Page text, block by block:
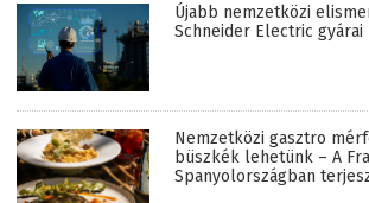
Újabb nemzetközi
Schneider Electric gyárai
Nemzetközi gasztro
büszkék lehetünk – A
Spanyolországban